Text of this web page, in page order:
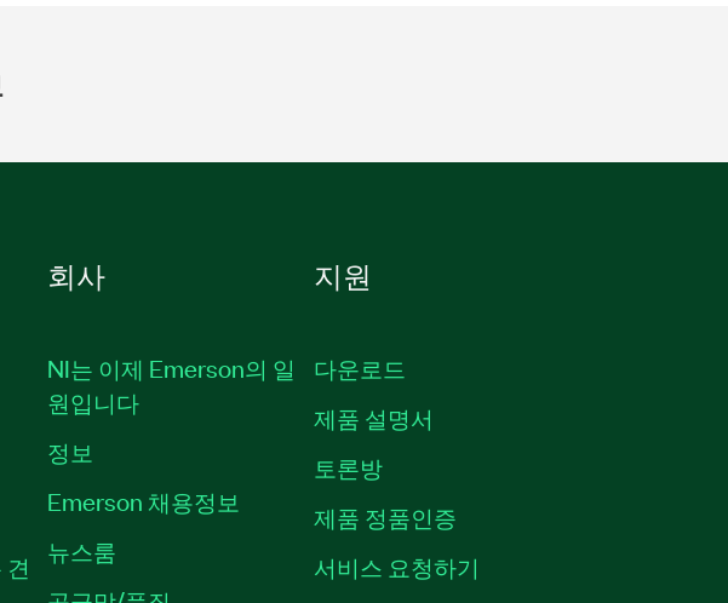
회사
NI는 이제 Emerson의 일
원입니다
정보
Emerson 채용정보
뉴스룸
지원
다운로드
제품 설명서
토론방
제품 정품인증
서비스 요청하기